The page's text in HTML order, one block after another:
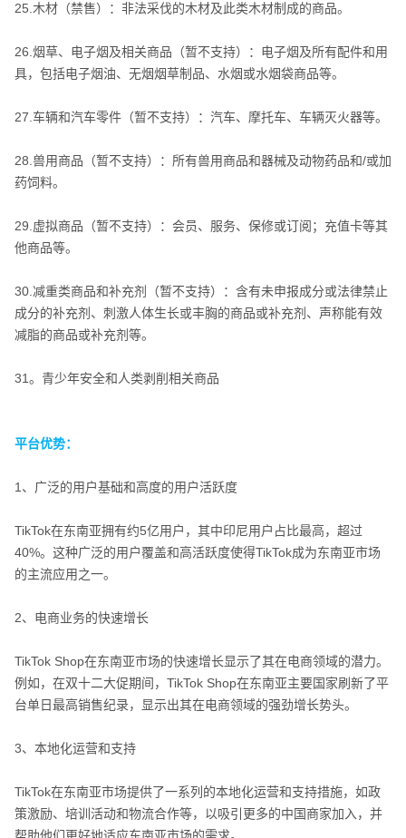
25.木材（禁售）：非法采伐的木材及此类木材制成的商品。
26.烟草、电子烟及相关商品（暂不支持）：电子烟及所有配件和用
具，包括电子烟油、无烟烟草制品、水烟或水烟袋商品等。
27.车辆和汽车零件（暂不支持）：汽车、摩托车、车辆灭火器等。
28.兽用商品（暂不支持）：所有兽用商品和器械及动物药品和/或加
药饲料。
29.虚拟商品（暂不支持）：会员、服务、保修或订阅；充值卡等其
他商品等。
30.减重类商品和补充剂（暂不支持）：含有未申报成分或法律禁止
成分的补充剂、刺激人体生长或丰胸的商品或补充剂、声称能有效
减脂的商品或补充剂等。
31。青少年安全和人类剥削相关商品
平台优势：
1、广泛的用户基础和高度的用户活跃度
TikTok在东南亚拥有约5亿用户，其中印尼用户占比最高，超过
40%。这种广泛的用户覆盖和高活跃度使得TikTok成为东南亚市场
的主流应用之一。
2、电商业务的快速增长
TikTok Shop在东南亚市场的快速增长显示了其在电商领域的潜力。
例如，在双十二大促期间，TikTok Shop在东南亚主要国家刷新了平
台单日最高销售纪录，显示出其在电商领域的强劲增长势头。
3、本地化运营和支持
TikTok在东南亚市场提供了一系列的本地化运营和支持措施，如政
策激励、培训活动和物流合作等，以吸引更多的中国商家加入，并
平台优势：